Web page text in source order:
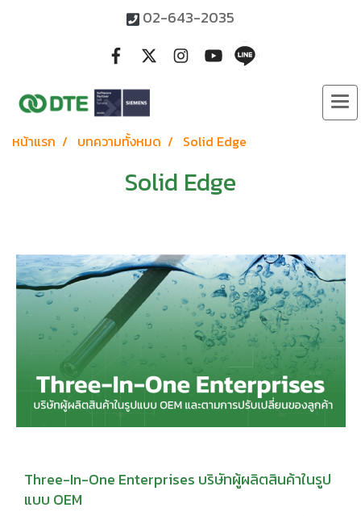
02-643-2035
หน้าแรก บทความทั้งหมด Solid Edge
Solid Edge
Three-In-One Enterprises บริษัทผู้ผลิตสินค้าในรูป
แบบ OEM